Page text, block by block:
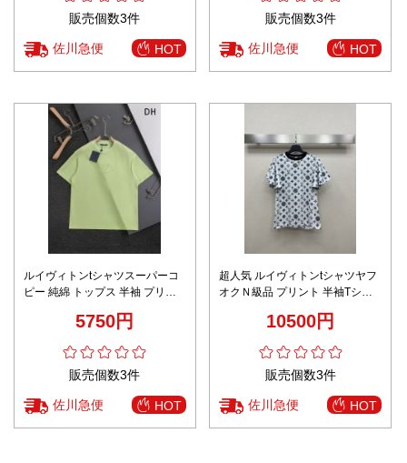
販売個数3件
佐川急便 HOT
販売個数3件
佐川急便 HOT
ルイヴィトンtシャツスーパーコ
ピー 純綿 トップス 半袖 プリン
5750円
販売個数3件
佐川急便 HOT
超人気 ルイヴィトンtシャツヤフ
オクＮ級品 プリント 半袖Tシャ
10500円
販売個数3件
佐川急便 HOT